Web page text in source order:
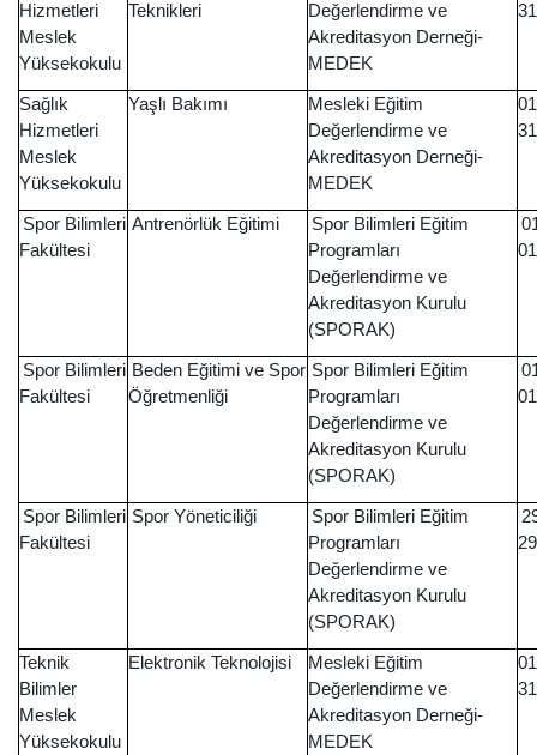
Hizmetleri
Meslek
Yüksekokulu
Teknikleri
Değerlendirme ve
Akreditasyon Derneği-
MEDEK
Sağlık
Hizmetleri
Meslek
Yüksekokulu
Yaşlı Bakımı
Mesleki Eğitim
Değerlendirme ve
Akreditasyon Derneği-
MEDEK
Spor Bilimleri
Fakültesi
Antrenörlük Eğitimi
Spor Bilimleri Eğitim
Programları
Değerlendirme ve
Akreditasyon Kurulu
(SPORAK)
Spor Bilimleri
Fakültesi
Beden Eğitimi ve Spor
Öğretmenliği
Spor Bilimleri Eğitim
Programları
Değerlendirme ve
Akreditasyon Kurulu
(SPORAK)
Spor Bilimleri
Fakültesi
Spor Yöneticiliği
Spor Bilimleri Eğitim
Programları
Değerlendirme ve
Akreditasyon Kurulu
(SPORAK)
Teknik
Bilimler
Meslek
Yüksekokulu
Elektronik Teknolojisi
Mesleki Eğitim
Değerlendirme ve
Akreditasyon Derneği-
MEDEK